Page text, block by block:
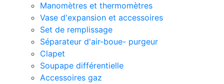
Manomètres et thermomètres
Vase d'expansion et accessoires
Set de remplissage
Séparateur d'air-boue- purgeur
Clapet
Soupape différentielle
Accessoires gaz